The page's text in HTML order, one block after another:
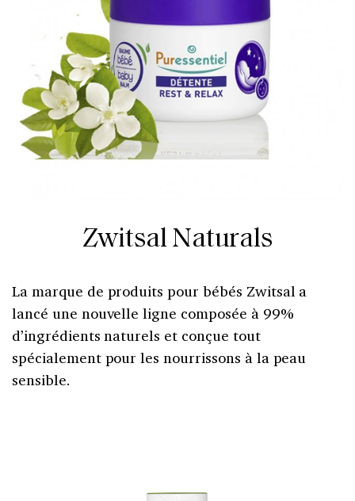
Zwitsal Naturals
La marque de produits pour bébés Zwitsal a
lancé une nouvelle ligne composée à 99%
d’ingrédients naturels et conçue tout
spécialement pour les nourrissons à la peau
sensible.